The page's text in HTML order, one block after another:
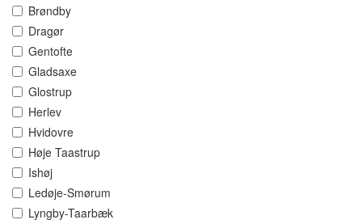
Brøndby
Dragør
Gentofte
Gladsaxe
Glostrup
Herlev
Hvidovre
Høje Taastrup
Ishøj
Ledøje-Smørum
Lyngby-Taarbæk